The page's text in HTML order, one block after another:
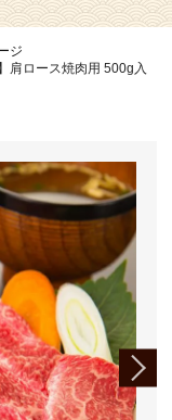
ジ
肩ロース焼肉用 500g入